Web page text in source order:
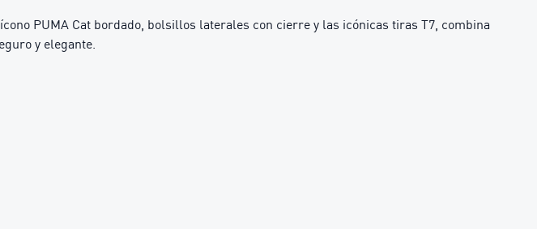
PUMA Cat bordado, bolsillos laterales con cierre y las icónicas tiras T7, combina
y elegante.